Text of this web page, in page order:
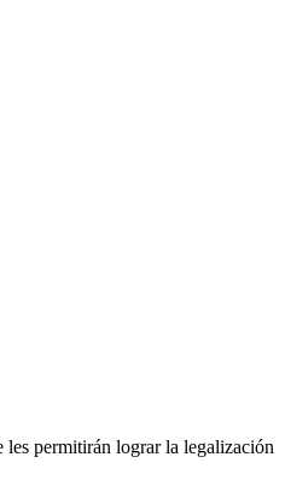
permitirán lograr la legalización